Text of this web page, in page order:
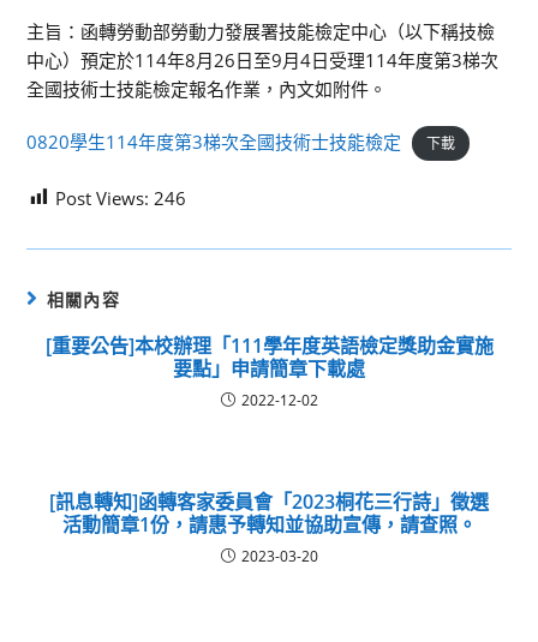
主旨：函轉勞動部勞動力發展署技能檢定中心（以下稱技檢
中心）預定於114年8月26日至9月4日受理114年度第3梯次
全國技術士技能檢定報名作業，內文如附件。
0820學生114年度第3梯次全國技術士技能檢定 下載
Post Views: 246
相關內容
[重要公告]本校辦理「111學年度英語檢定獎助金實施
要點」申請簡章下載處
2022-12-02
[訊息轉知]函轉客家委員會「2023桐花三行詩」徵選
活動簡章1份，請惠予轉知並協助宣傳，請查照。
2023-03-20